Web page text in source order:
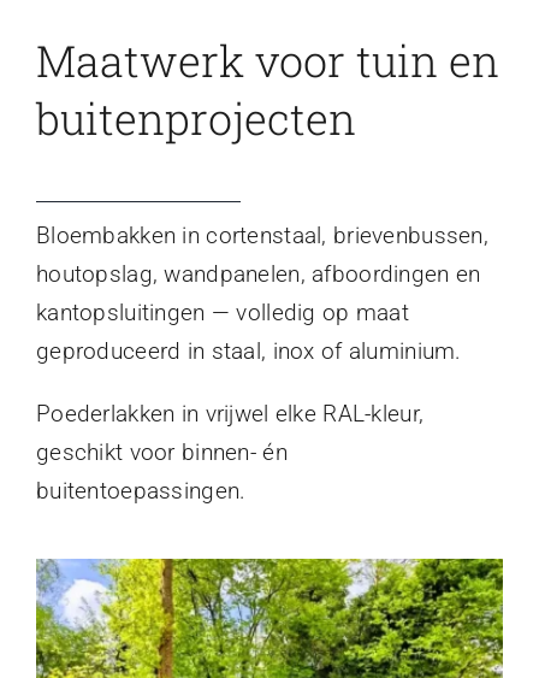
Maatwerk voor tuin en
buitenprojecten
Bloembakken in cortenstaal, brievenbussen,
houtopslag, wandpanelen, afboordingen en
kantopsluitingen — volledig op maat
geproduceerd in staal, inox of aluminium.
Poederlakken in vrijwel elke RAL-kleur,
geschikt voor binnen- én
buitentoepassingen.